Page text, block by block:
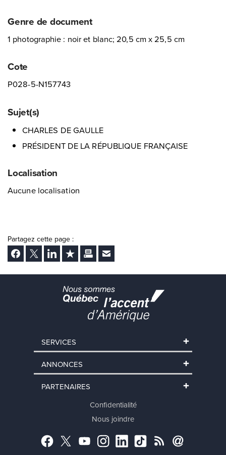
Genre de document
1 photographie : noir et blanc; 20,5 cm x 25,5 cm
Cote
P028-5-N157743
Sujet(s)
CHARLES DE GAULLE
PRÉSIDENT DE LA RÉPUBLIQUE FRANÇAISE
Localisation
Aucune localisation
Partagez cette page :
Facebook
Twitter LinkedInAjouter aux favoris
ImprimerEnvoyer Ã un ami
SERVICES
ANNONCES
PARTENAIRES
Confidentialité
Nous joindre
Facebook
TwitterYouTubeInstagram
LinkedInTikTokRSS Abonnement